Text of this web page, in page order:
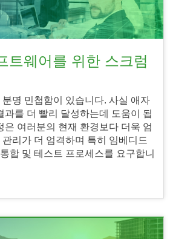
트웨어를 위한 스크럼
명 민첩함이 있습니다. 사실 애자
과를 더 빨리 달성하는데 도움이 됩
은 여러분의 현재 환경보다 더욱 엄
리가 더 엄격하며 특히 임베디드
합 및 테스트 프로세스를 요구합니